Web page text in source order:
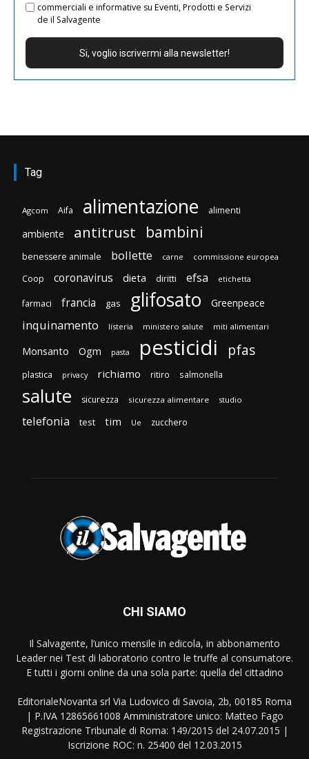
commerciali e informative su Eventi, Prodotti e Servizi
de il Salvagente
Tag
Agcom Aifa alimentazione alimenti
ambiente antitrust bambini
benessere animale bollette carne commissione europea
Coop coronavirus dieta diritti efsa etichetta
farmaci francia gas glifosato Greenpeace
inquinamento listeria ministero salute miti alimentari
Monsanto Ogm pasta pesticidi pfas
plastica privacy richiamo ritiro salmonella
salute sicurezza sicurezza alimentare studio
telefonia test tim Ue zucchero
CHI SIAMO
Il Salvagente, l’unico mensile in edicola, in abbonamento
Leader nei Test di laboratorio contro le truffe al consumatore.
E tutti i giorni online da una sola parte: quella del cittadino
EditorialeNovanta srl Via Ludovico di Savoia, 2b, 00185 Roma
| P.IVA 12865661008 Amministratore unico: Matteo Fago
Registrazione Tribunale di Roma: 149/2015 del 24.07.2015 |
Iscrizione ROC: n. 25400 del 12.03.2015